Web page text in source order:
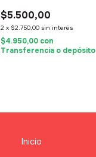
$5.500,00
2 x $2.750,00 sin interés
$4.950,00 con
Transferencia o depósito
Inicio